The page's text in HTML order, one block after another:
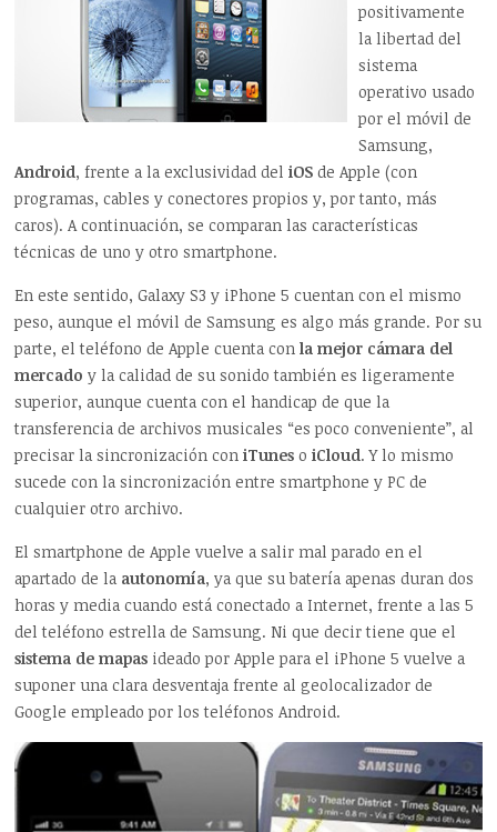
positivamente
la libertad del
sistema
operativo usado
por el móvil de
Samsung,
Android, frente a la exclusividad deliOS de Apple (con
programas, cables y conectores propios y, por tanto, más
caros). A continuación, se comparan las características
técnicas de uno y otro smartphone.
En este sentido, Galaxy S3 y iPhone 5 cuentan con el mismo
peso, aunque el móvil de Samsung es algo más grande. Por su
parte, el teléfono de Apple cuenta conla mejor cámara del
mercado y la calidad de su sonido también es ligeramente
superior, aunque cuenta con el handicap de que la
transferencia de archivos musicales “es poco conveniente”, al
precisar la sincronización coniTunes oiCloud. Y lo mismo
sucede con la sincronización entre smartphone y PC de
cualquier otro archivo.
El smartphone de Apple vuelve a salir mal parado en el
apartado de la autonomía, ya que su batería apenas duran dos
horas y media cuando está conectado a Internet, frente a las 5
del teléfono estrella de Samsung. Ni que decir tiene que el
sistema de mapas ideado por Apple para el iPhone 5 vuelve a
suponer una clara desventaja frente al geolocalizador de
Google empleado por los teléfonos Android.